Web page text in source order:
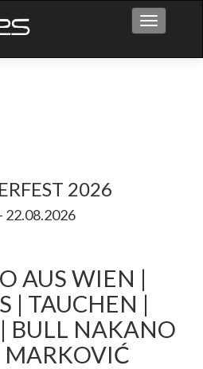
Toggle
2026
22.08.2026
AUS WIEN |
| TAUCHEN |
BULL NAKANO
MARKOVIĆ